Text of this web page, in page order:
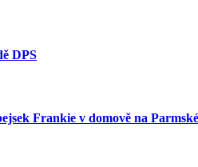
DPS
Frankie v domově na Parmské